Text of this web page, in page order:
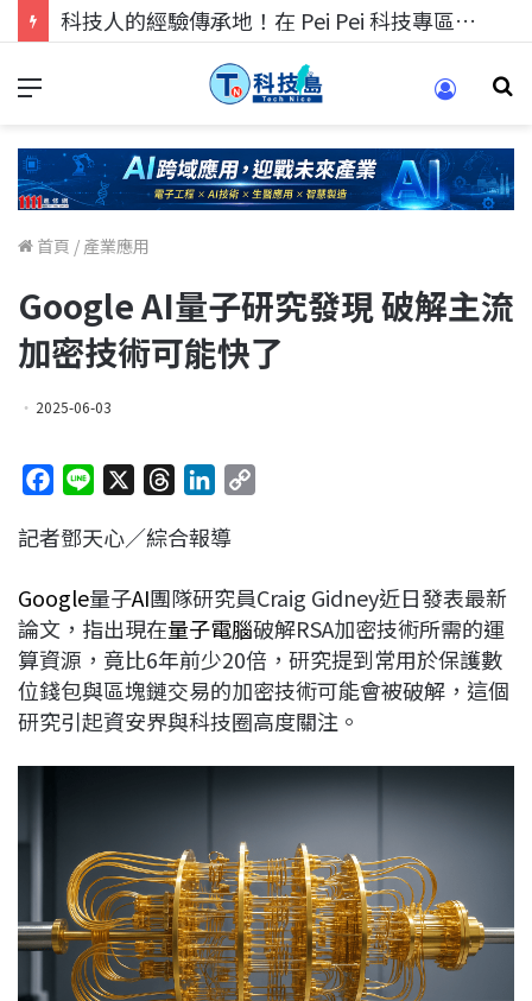
科技人的經驗傳承地！在 Pei Pei 科技專區，與學弟妹交流最硬核的技術
首頁 / 產業應用
Google AI量子研究發現 破解主流
加密技術可能快了
2025-06-03
c
b
o
o
k
n
r
a
d
s
n
e
d
I
n
L
i
n
k
記者鄧天心／綜合報導
Google量子AI團隊研究員Craig Gidney近日發表最新
論文，指出現在量子電腦破解RSA加密技術所需的運
算資源，竟比6年前少20倍，研究提到常用於保護數
位錢包與區塊鏈交易的加密技術可能會被破解，這個
研究引起資安界與科技圈高度關注。